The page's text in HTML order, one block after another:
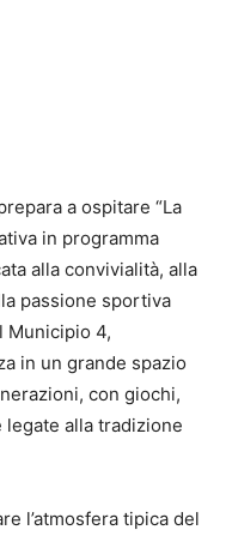
a ospitare “La
in programma
alla convivialità, alla
passione sportiva
Municipio 4,
in un grande spazio
con giochi,
alla tradizione
l’atmosfera tipica del